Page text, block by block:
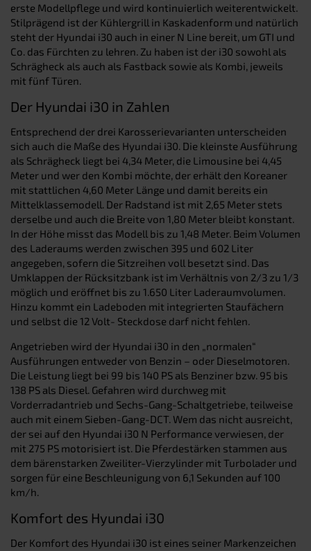
erste Modellpflege und wird kontinuierlich weiterentwickelt.
Stilprägend ist der Kühlergrill in Kaskadenform und natürlich
steht der Hyundai i30 auch in einer N Line bereit, um GTI und
Co. das Fürchten zu lehren. Zu haben ist der i30 sowohl als
Schrägheck als auch als Fastback sowie als Kombi, jeweils
mit fünf Türen.
Der Hyundai i30 in Zahlen
Entsprechend der drei Karosserievarianten unterscheiden
sich auch die Maße des Hyundai i30. Die kleinste Ausführung
als Schrägheck liegt bei 4,34 Meter, die Limousine bei 4,45
Meter und wer den Kombi möchte, der erhält den Koreaner
mit stattlichen 4,60 Meter Länge und damit bereits ein
Mittelklassemodell. Der Radstand ist mit 2,65 Meter stets
derselbe und auch die Breite von 1,80 Meter bleibt konstant.
In der Höhe misst das Modell bis zu 1,48 Meter. Beim Volumen
des Laderaums werden zwischen 395 und 602 Liter
angegeben, sofern die Sitzreihen voll besetzt sind. Das
Umklappen der Rücksitzbank ist im Verhältnis von 2/3 zu 1/3
möglich und eröffnet bis zu 1.650 Liter Laderaumvolumen.
Hinzu kommt ein Ladeboden mit integrierten Staufächern
und selbst die 12 Volt- Steckdose darf nicht fehlen.
Angetrieben wird der Hyundai i30 in den „normalen“
Ausführungen entweder von Benzin – oder Dieselmotoren.
Die Leistung liegt bei 99 bis 140 PS als Benziner bzw. 95 bis
138 PS als Diesel. Gefahren wird durchweg mit
Vorderradantrieb und Sechs-Gang-Schaltgetriebe, teilweise
auch mit einem Sieben-Gang-DCT. Wem das nicht ausreicht,
der sei auf den Hyundai i30 N Performance verwiesen, der
mit 275 PS motorisiert ist. Die Pferdestärken stammen aus
dem bärenstarken Zweiliter-Vierzylinder mit Turbolader und
sorgen für eine Beschleunigung von 6,1 Sekunden auf 100
km/h.
Komfort des Hyundai i30
Der Komfort des Hyundai i30 ist eines seiner Markenzeichen